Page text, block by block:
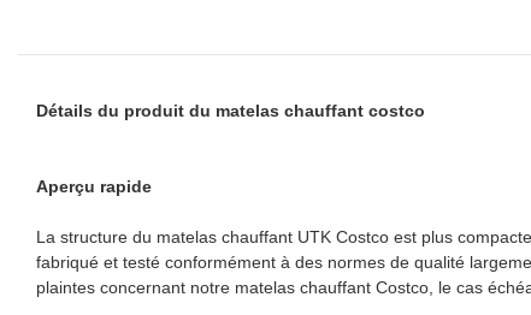
Détails du produit du matelas chauffant costco
Aperçu rapide
La structure du matelas chauffant UTK Costco est plus
fabriqué et testé conformément à des normes de qualité
plaintes concernant notre matelas chauffant Costco, le cas